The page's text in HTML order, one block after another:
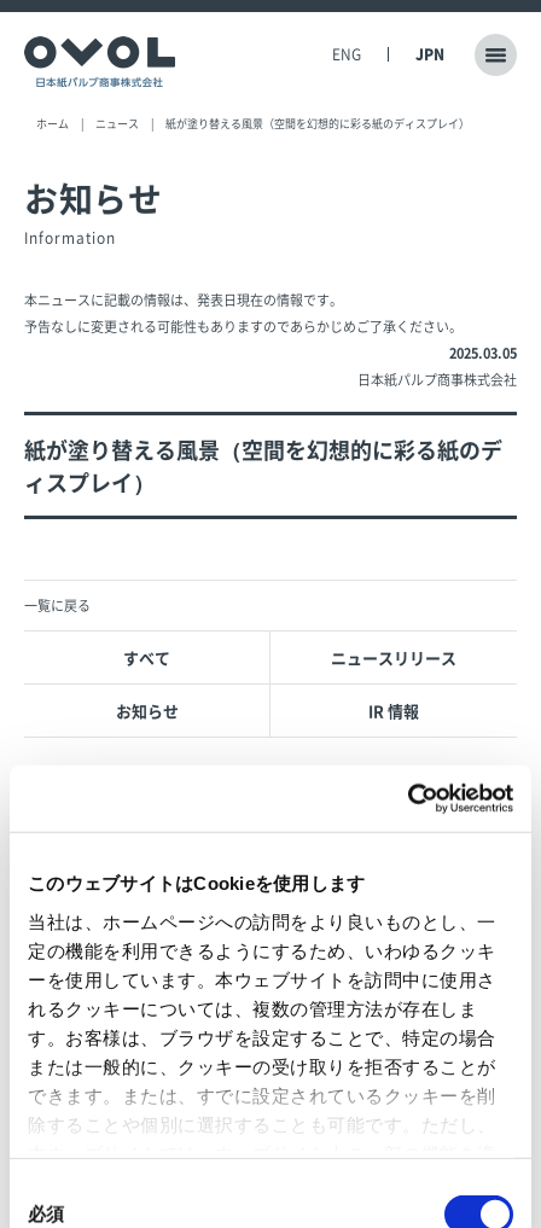
このウェブサイトはCookieを使用します
当社は、ホームページへの訪問をより良いものとし、一
定の機能を利用できるようにするため、いわゆるクッキ
ーを使用しています。本ウェブサイトを訪問中に使用さ
れるクッキーについては、複数の管理方法が存在しま
す。お客様は、ブラウザを設定することで、特定の場合
または一般的に、クッキーの受け取りを拒否することが
できます。または、すでに設定されているクッキーを削
除することや個別に選択することも可能です。ただし、
いるので、ご注意ください。これらのクッキーが受け入
必須
ENG JPN
ホーム ニュース 紙が塗り替える風景（空間を幻想的に彩る紙のディスプレイ）
お知らせ
Information
本ニュースに記載の情報は、発表日現在の情報です。
予告なしに変更される可能性もありますのであらかじめご了承ください。
2025.03.05
日本紙パルプ商事株式会社
紙が塗り替える風景（空間を幻想的に彩る紙のデ
ィスプレイ）
一覧に戻る
すべて ニュースリリース
お知らせ IR 情報
OVOL LOOP
グループ紹介映像【日本語版】
2026.07.17
事業紹介
動画
1845年の創業以来の歩み、グループが展開する5つの事業領域...
使用済み化粧品容器をネームプ
レートへリサイクル
「周南 蚤の市2026 ×周南本屋通